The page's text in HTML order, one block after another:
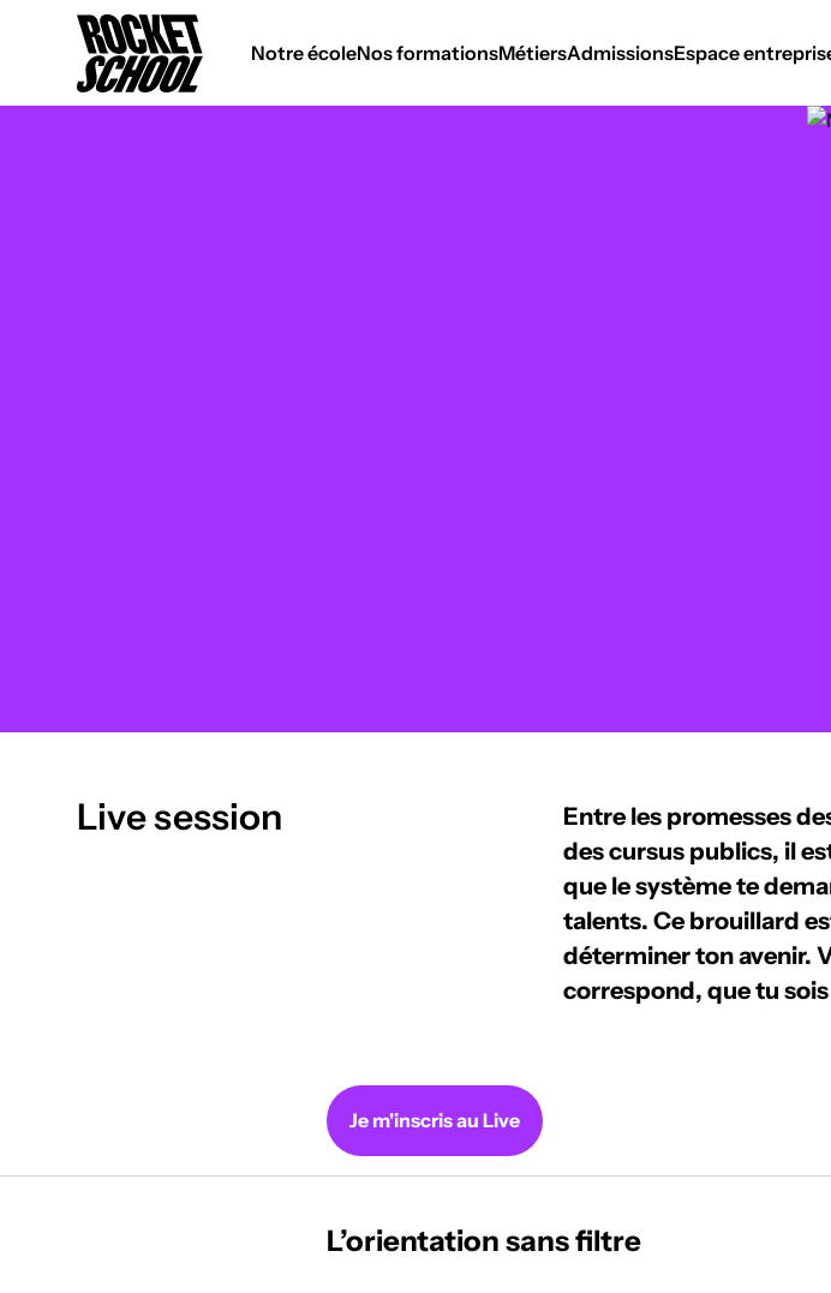
Notre écoleNos formationsMétiersAdmissionsEspace
Live session
Entre les promesses
des cursus publics, il
que le système te
talents. Ce brouillard
déterminer ton avenir.
correspond, que tu
Je m'inscris au Live
L’orientation sans filtre
Panneau de gestion des cookies